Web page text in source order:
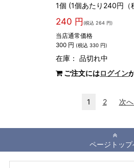
1個 (1個あたり240円（
240 円 (税込 264 円)
当店通常価格
300 円 (税込 330 円)
在庫：品切れ中
ご注文にはログイン
1 2 次
ページトップ